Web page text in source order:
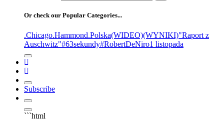
Or check our Popular Categories...
.Chicago.Hammond.Polska(WIDEO)(WYNIKI)"Raport z
Auschwitz"#63sekundy#RobertDeNiro1 listopada
Subscribe
```html